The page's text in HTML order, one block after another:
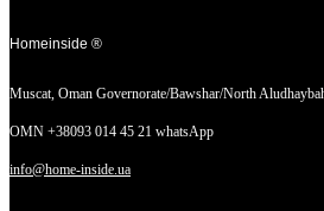
Homeinside ®
Muscat, Oman Governorate/Bawshar/North
OMN +38093 014 45 21 whatsApp
info@home-inside.ua